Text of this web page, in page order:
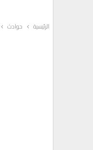
الرئيسية حوادث